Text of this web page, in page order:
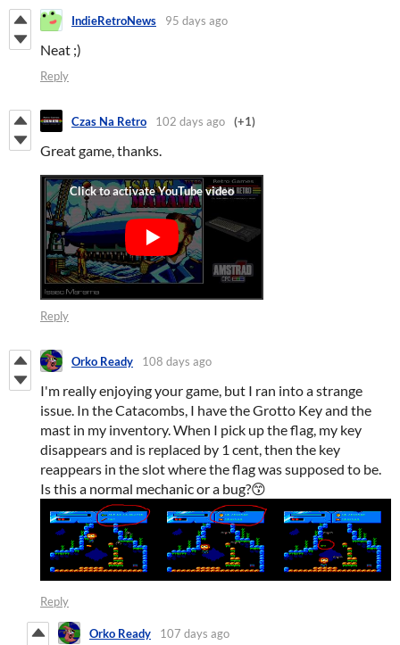
IndieRetroNews 95 days ago
Neat ;)
Reply
Czas Na Retro 102 days ago (+1)
Great game, thanks.
Reply
Orko Ready 108 days ago
I'm really enjoying your game, but I ran into a strange
issue. In the Catacombs, I have the Grotto Key and the
mast in my inventory. When I pick up the flag, my key
disappears and is replaced by 1 cent, then the key
reappears in the slot where the flag was supposed to be.
Is this a normal mechanic or a bug?😙
Reply
Orko Ready 107 days ago